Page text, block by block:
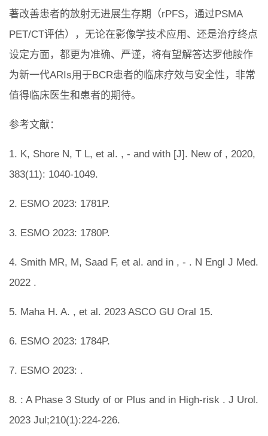
著改善患者的放射无进展生存期（rPFS，通过PSMA
PET/CT评估），无论在影像学技术应用、还是治疗终点
设定方面，都更为准确、严谨，将有望解答达罗他胺作
为新一代ARIs用于BCR患者的临床疗效与安全性，非常
值得临床医生和患者的期待。
参考文献：
1. K, Shore N, T L, et al. , - and with [J]. New of , 2020,
383(11): 1040-1049.
2. ESMO 2023: 1781P.
3. ESMO 2023: 1780P.
4. Smith MR, M, Saad F, et al. and in , - . N Engl J Med.
2022 .
5. Maha H. A. , et al. 2023 ASCO GU Oral 15.
6. ESMO 2023: 1784P.
7. ESMO 2023: .
8. : A Phase 3 Study of or Plus and in High-risk . J Urol.
2023 Jul;210(1):224-226.